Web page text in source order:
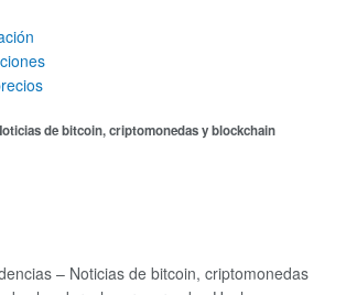
de bitcoin, criptomonedas y blockchain
– Noticias de bitcoin, criptomonedas